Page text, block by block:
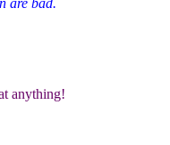
anything!